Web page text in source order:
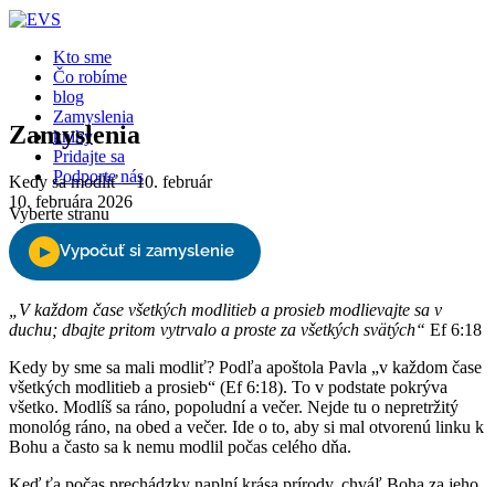
Kto sme
Čo robíme
blog
Zamyslenia
knihy
Pridajte sa
Podporte nás
Vyberte stranu
Zamyslenia
Kedy sa modliť – 10. február
10. februára 2026
„V každom čase všetkých modlitieb a prosieb modlievajte sa v
duchu; dbajte pritom vytrvalo a proste za všetkých svätých“ Ef 6:18
Kedy by sme sa mali modliť? Podľa apoštola Pavla „v každom čase
všetkých modlitieb a prosieb“ (Ef 6:18). To v podstate pokrýva
všetko. Modlíš sa ráno, popoludní a večer. Nejde tu o nepretržitý
monológ ráno, na obed a večer. Ide o to, aby si mal otvorenú linku k
Bohu a často sa k nemu modlil počas celého dňa.